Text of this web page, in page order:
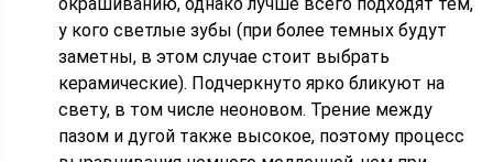
у кого светлые зубы (при более темных будут
заметны, в этом случае стоит выбрать
керамические). Подчеркнуто ярко бликуют на
свету, в том числе неоновом. Трение между
пазом и дугой также высокое, поэтому процесс